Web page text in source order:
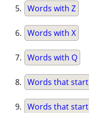
Words with Z
Words with X
Words with Q
Words that
Words that